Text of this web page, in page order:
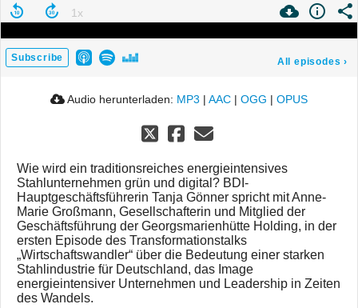
Subscribe All episodes ›
Audio herunterladen: MP3 | AAC | OGG | OPUS
Wie wird ein traditionsreiches energieintensives
Stahlunternehmen grün und digital? BDI-
Hauptgeschäftsführerin Tanja Gönner spricht mit Anne-
Marie Großmann, Gesellschafterin und Mitglied der
Geschäftsführung der Georgsmarienhütte Holding, in der
ersten Episode des Transformationstalks
„Wirtschaftswandler“ über die Bedeutung einer starken
Stahlindustrie für Deutschland, das Image
energieintensiver Unternehmen und Leadership in Zeiten
des Wandels.